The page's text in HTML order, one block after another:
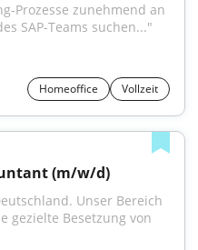
Prozesse zunehmend an
SAP-Teams suchen..."
Homeoffice Vollzeit
(m/w/d)
gezielte Besetzung von